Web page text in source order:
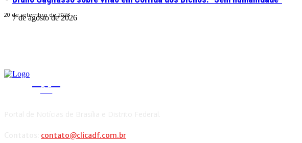
20 de setembro de 2023
7 de agosto de 2026
DF
contato@clicadf.com.br